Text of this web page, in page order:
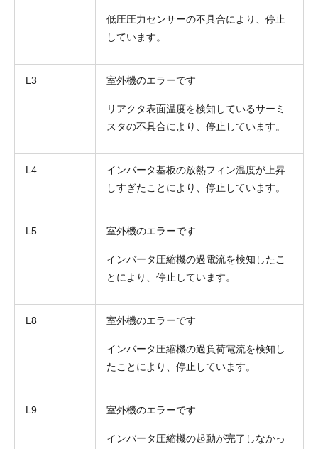
低圧圧力センサーの不具合により、停止
しています。
L3 室外機のエラーです
リアクタ表面温度を検知しているサーミ
スタの不具合により、停止しています。
L4
インバータ基板の放熱フィン温度が上昇
しすぎたことにより、停止しています。
L5 室外機のエラーです
インバータ圧縮機の過電流を検知したこ
とにより、停止しています。
L8 室外機のエラーです
インバータ圧縮機の過負荷電流を検知し
たことにより、停止しています。
L9 室外機のエラーです
インバータ圧縮機の起動が完了しなかっ